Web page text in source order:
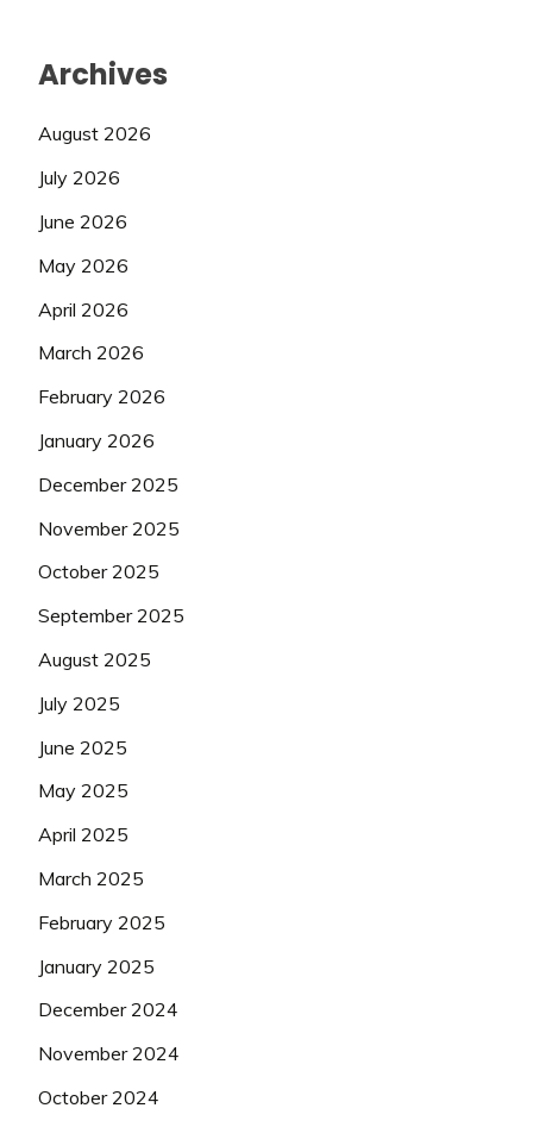
Archives
August 2026
July 2026
June 2026
May 2026
April 2026
March 2026
February 2026
January 2026
December 2025
November 2025
October 2025
September 2025
August 2025
July 2025
June 2025
May 2025
April 2025
March 2025
February 2025
January 2025
December 2024
November 2024
October 2024